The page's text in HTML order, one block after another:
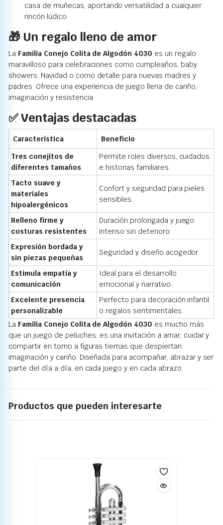
casa de muñecas, aportando versatilidad a cualquier
rincón lúdico.
🎁 Un regalo lleno de amor
La Familia Conejo Colita de Algodón 4030 es un regalo
maravilloso para celebraciones como cumpleaños, baby
showers, Navidad o como detalle para nuevas madres y
padres. Ofrece una experiencia de juego llena de cariño,
imaginación y resistencia.
✅ Ventajas destacadas
Característica
Beneficio
Tres conejitos de
diferentes tamaños
Permite roles diversos, cuidados
e historias familiares.
Tacto suave y
materiales
hipoalergénicos
Confort y seguridad para pieles
sensibles.
Relleno firme y
costuras resistentes
Duración prolongada y juego
intenso sin deterioro.
Expresión bordada y
sin piezas pequeñas
Seguridad y diseño acogedor.
Estimula empatía y
comunicación
Ideal para el desarrollo
emocional y narrativo.
Excelente presencia
personalizable
Perfecto para decoración infantil
o regalos sentimentales.
La Familia Conejo Colita de Algodón 4030 es mucho más
que un juego de peluches: es una invitación a amar, cuidar y
compartir en torno a figuras tiernas que despiertan
imaginación y cariño. Diseñada para acompañar, abrazar y ser
parte del día a día, en cada juego y en cada abrazo.
Productos que pueden interesarte